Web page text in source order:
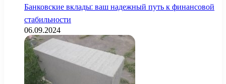
Банковские вклады: ваш надежный путь к финансовой
стабильности
06.09.2024